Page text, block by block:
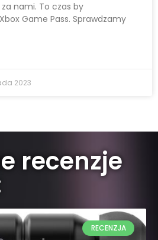
nami. To czas by
Game Pass. Sprawdzamy
2023
recenzje
RECENZJA